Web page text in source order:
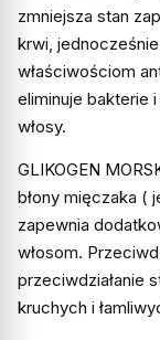
zmniejsza stan
krwi,
właściwościom
eliminuje bakterie
włosy.
GLIKOGEN
błony mięczaka (
zapewnia
włosom.
przeciwdziałanie
kruchych i